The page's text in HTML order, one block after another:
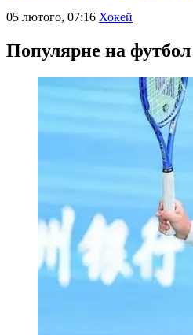
05 лютого, 07:16 Хокей
Популярне на футбол